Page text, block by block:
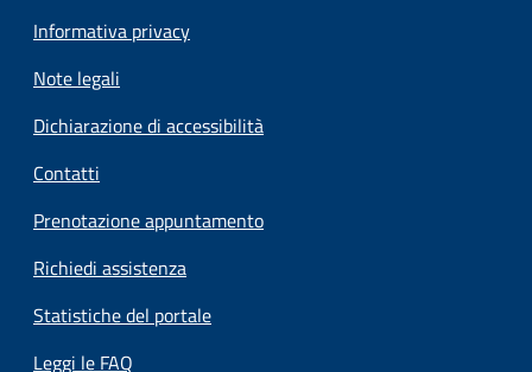
Informativa privacy
Note legali
Dichiarazione di accessibilità
Contatti
Prenotazione appuntamento
Richiedi assistenza
Statistiche del portale
Leggi le FAQ